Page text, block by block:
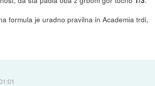
formula je uradno pravilna in Academia trdi,